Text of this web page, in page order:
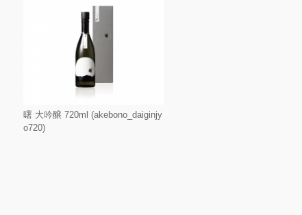
曙 大吟醸 720ml (akebono_daiginjy
o720)